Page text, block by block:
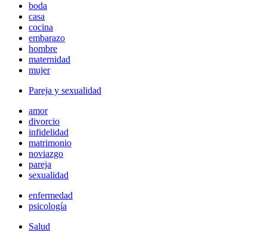
boda
casa
cocina
embarazo
hombre
maternidad
mujer
Pareja y sexualidad
amor
divorcio
infidelidad
matrimonio
noviazgo
pareja
sexualidad
enfermedad
psicología
Salud